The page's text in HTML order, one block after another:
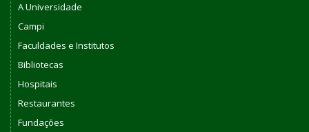
A Universidade
Campi
Faculdades e Institutos
Bibliotecas
Hospitais
Restaurantes
Fundações